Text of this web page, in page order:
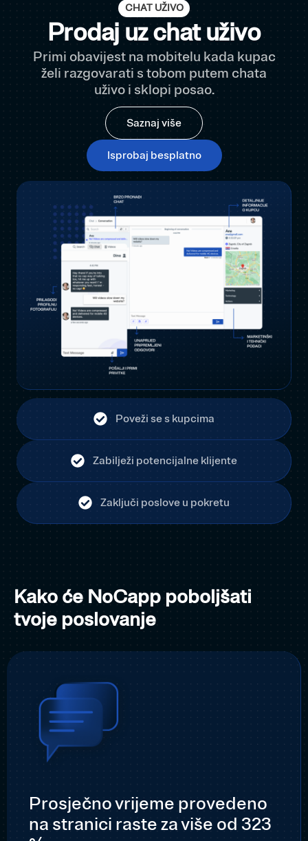
CHAT UŽIVO
Prodaj uz chat uživo
Primi obavijest na mobitelu kada kupac
želi razgovarati s tobom putem chata
uživo i sklopi posao.
Saznaj više
Isprobaj besplatno
Poveži se s kupcima
Zabilježi potencijalne klijente
Zaključi poslove u pokretu
Kako će NoCapp poboljšati
tvoje poslovanje
Prosječno vrijeme provedeno
na stranici raste za više od 323